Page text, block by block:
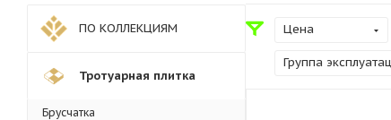
Цена
Группа
ПО КОЛЛЕКЦИЯМ
Тротуарная плитка
Брусчатка